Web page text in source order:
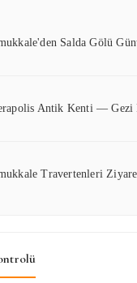
Salda Gölü
Antik Kenti — Gezi
Travertenleri